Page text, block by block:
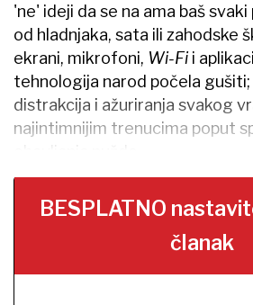
'ne' ideji da se na ama baš
od hladnjaka, sata ili zahodske
ekrani, mikrofoni, Wi-Fi i
tehnologija narod počela
distrakcija i ažuriranja svakog
najintimnijim trenucima poput
BESPLATNO
članak